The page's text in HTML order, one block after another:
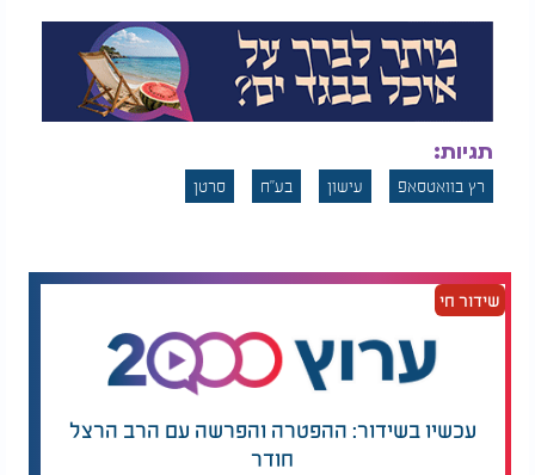
תגיות:
רץ בוואטסאפ עישון בע"ח סרטן
שידור חי
עכשיו בשידור: ההפטרה והפרשה עם הרב הרצל
חודר